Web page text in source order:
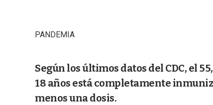
PANDEMIA
Según los últimos datos del CDC, el
18 años está completamente
menos una dosis.